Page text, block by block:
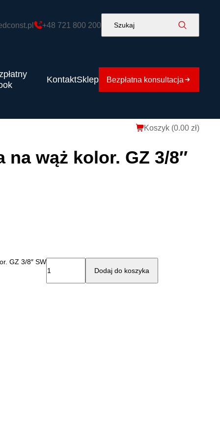
+48 721 800 200 Szukaj
KontaktSklep Bezpłatna konsultacja
Koszyk (0.00 zł)
na wąż kolor. GZ 3/8″
GZ 3/8″ SW
Dodaj do koszyka